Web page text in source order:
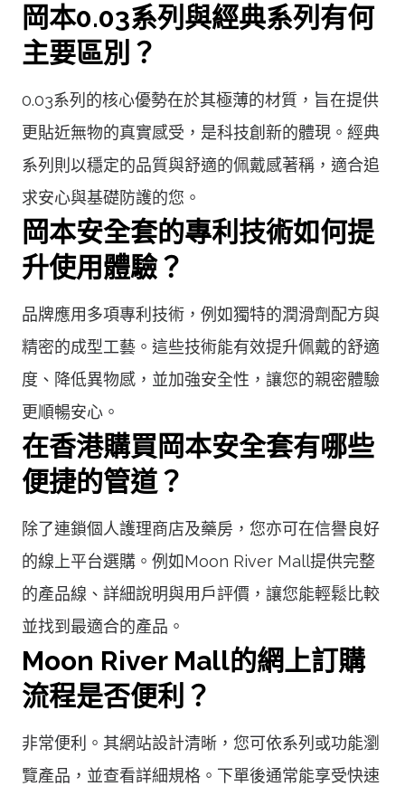
岡本0.03系列與經典系列有何
主要區別？
0.03系列的核心優勢在於其極薄的材質，旨在提供
更貼近無物的真實感受，是科技創新的體現。經典
系列則以穩定的品質與舒適的佩戴感著稱，適合追
求安心與基礎防護的您。
岡本安全套的專利技術如何提
升使用體驗？
品牌應用多項專利技術，例如獨特的潤滑劑配方與
精密的成型工藝。這些技術能有效提升佩戴的舒適
度、降低異物感，並加強安全性，讓您的親密體驗
更順暢安心。
在香港購買岡本安全套有哪些
便捷的管道？
除了連鎖個人護理商店及藥房，您亦可在信譽良好
的線上平台選購。例如Moon River Mall提供完整
的產品線、詳細說明與用戶評價，讓您能輕鬆比較
並找到最適合的產品。
Moon River Mall的網上訂購
流程是否便利？
非常便利。其網站設計清晰，您可依系列或功能瀏
覽產品，並查看詳細規格。下單後通常能享受快速